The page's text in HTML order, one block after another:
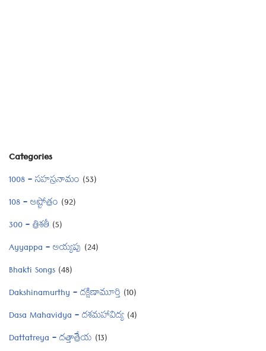
Categories
1008 – సహస్రనామం (53)
108 – అష్టోత్రం (92)
300 – త్రిశతీ (5)
Ayyappa – అయ్యప్ప (24)
Bhakti Songs (48)
Dakshinamurthy – దక్షిణామూర్తి (10)
Dasa Mahavidya – దశమహావిద్య (4)
Dattatreya – దత్తాత్రేయ (13)